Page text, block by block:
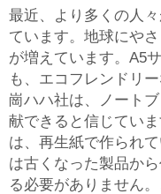
最近、より多くの人
ています。地球にや
が増えています。A5
も、エコフレンドリ
崗ハハ社は、ノート
献できると信じてい
は、再生紙で作られ
は古くなった製品か
る必要がありません